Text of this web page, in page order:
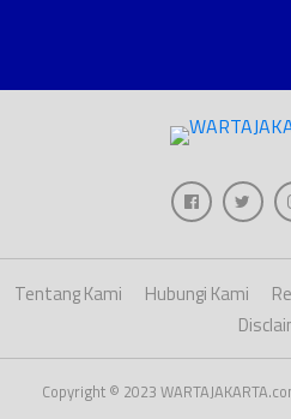
Tentang Kami Hubungi Kami
Copyright © 2023